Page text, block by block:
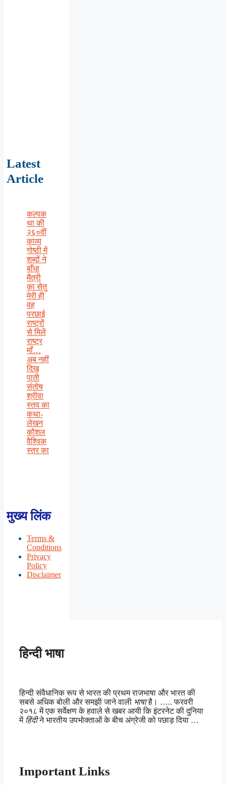
Latest
Article
कल्पक
था की
२६०वीं
काव्य
गोष्ठी में
शब्दों ने
बाँधा
मैत्री
का सेतु
मेरी ही
वह
परछाई
राष्ट्रों
से मिलें
राष्ट्र
माँ…
अब नहीं
दिख
पाती
संतोष
श्रीवा
स्तव का
कथा-
लेखन
कौशल
वैश्विक
स्तर का
मुख्य लिंक
Terms &
Conditions
Privacy
Policy
Disclaimer
हिन्दी भाषा
हिन्दी संवैधानिक रूप से भारत की प्रथम राजभाषा और भारत की
सबसे अधिक बोली और समझी जाने वाली भाषाहै। ….. फरवरी
२०१८ में एक सर्वेक्षण के हवाले से खबर आयी कि इंटरनेट की दुनिया
में हिंदीने भारतीय उपभोक्ताओं के बीच अंग्रेजी को पछाड़ दिया …
Important Links